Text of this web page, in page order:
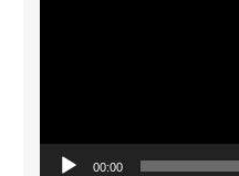
00:00